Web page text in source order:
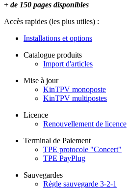
+ de 150 pages disponibles
Accès rapides (les plus utiles) :
Installations et options
Catalogue produits
Import d'articles
Mise à jour
KinTPV monoposte
KinTPV multipostes
Licence
Renouvellement de licence
Terminal de Paiement
TPE protocole "Concert"
TPE PayPlug
Sauvegardes
Règle sauvegarde 3-2-1